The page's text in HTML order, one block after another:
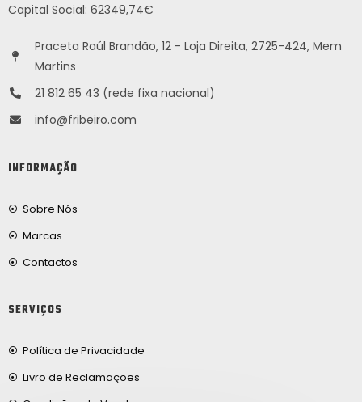
Capital Social: 62349,74€
Praceta Raúl Brandão, 12 - Loja Direita, 2725-424, Mem
Martins
21 812 65 43 (rede fixa nacional)
info@fribeiro.com
INFORMAÇÃO
Sobre Nós
Marcas
Contactos
SERVIÇOS
Política de Privacidade
Livro de Reclamações